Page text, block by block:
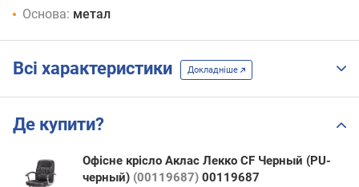
Основа: метал
Всі характеристики Докладніше
Де купити?
Офісне крісло Аклас Лекко CF Черный (PU-
черный) (00119687) 00119687